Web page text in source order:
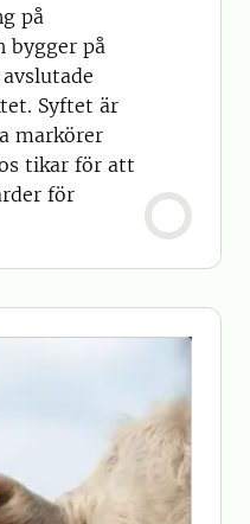
på
bygger på
Syftet är
markörer
tikar för att
för